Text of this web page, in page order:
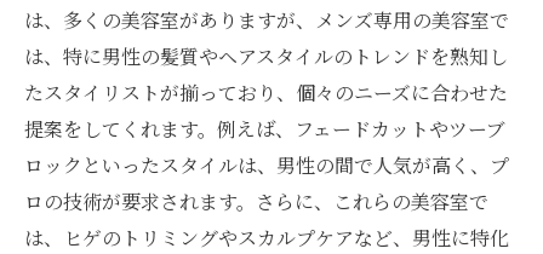
は、多くの美容室がありますが、メンズ専用の美容室で
は、特に男性の髪質やヘアスタイルのトレンドを熟知し
たスタイリストが揃っており、個々のニーズに合わせた
提案をしてくれます。例えば、フェードカットやツーブ
ロックといったスタイルは、男性の間で人気が高く、プ
ロの技術が要求されます。さらに、これらの美容室で
は、ヒゲのトリミングやスカルプケアなど、男性に特化